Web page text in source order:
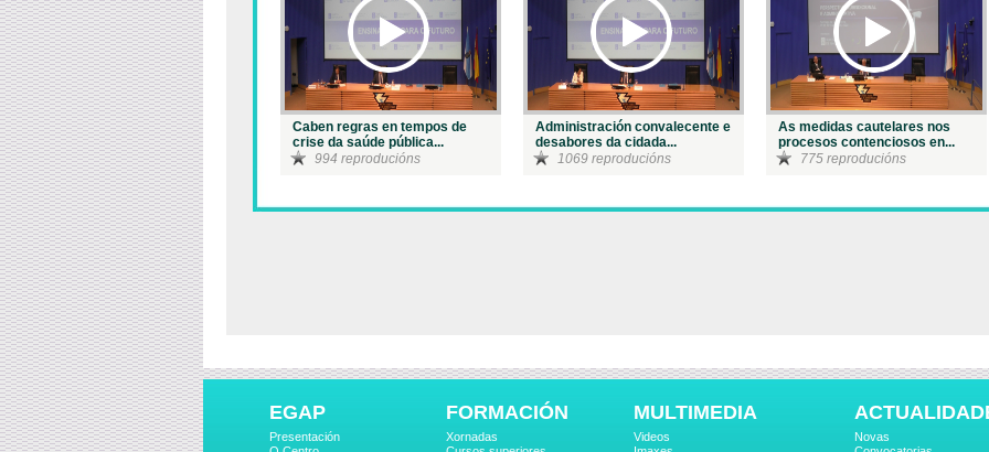
Caben regras en tempos de
crise da saúde pública...
994 reproducións
Administración convalecente e
desabores da cidada...
1069 reproducións
As medidas cautelares nos
procesos contenciosos en...
775 reproducións
EGAP
Presentación
FORMACIÓN
Xornadas
MULTIMEDIA
Videos
Novas